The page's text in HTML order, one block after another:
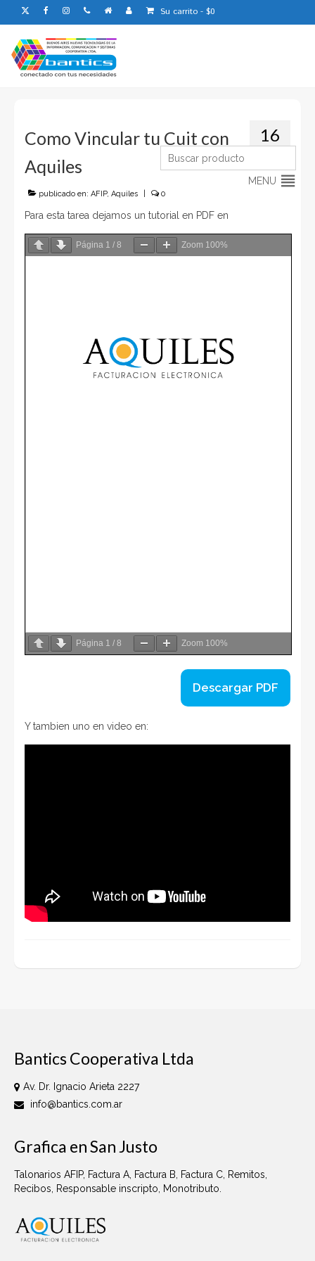
Su carrito - $0
MENU
16
DIC 2022
Como Vincular tu Cuit con
Aquiles
publicado en: AFIP, Aquiles 0
Para esta tarea dejamos un tutorial en PDF en
Página 1 / 8 Zoom 100%
Página 1 / 8 Zoom 100%
Descargar PDF
Y tambien uno en video en:
Bantics Cooperativa Ltda
Av. Dr. Ignacio Arieta 2227
info@bantics.com.ar
Grafica en San Justo
Talonarios AFIP, Factura A, Factura B, Factura C, Remitos,
Recibos, Responsable inscripto, Monotributo.